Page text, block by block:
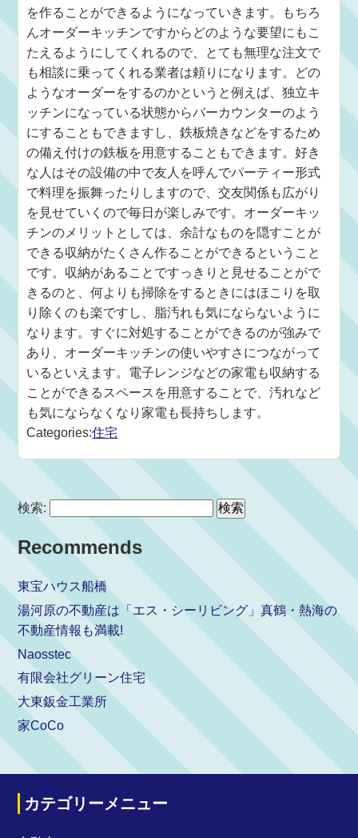
を作ることができるようになっていきます。もちろ
んオーダーキッチンですからどのような要望にもこ
たえるようにしてくれるので、とても無理な注文で
も相談に乗ってくれる業者は頼りになります。どの
ようなオーダーをするのかというと例えば、独立キ
ッチンになっている状態からバーカウンターのよう
にすることもできますし、鉄板焼きなどをするため
の備え付けの鉄板を用意することもできます。好き
な人はその設備の中で友人を呼んでパーティー形式
で料理を振舞ったりしますので、交友関係も広がり
を見せていくので毎日が楽しみです。オーダーキッ
チンのメリットとしては、余計なものを隠すことが
できる収納がたくさん作ることができるということ
です。収納があることですっきりと見せることがで
きるのと、何よりも掃除をするときにはほこりを取
り除くのも楽ですし、脂汚れも気にならないように
なります。すぐに対処することができるのが強みで
あり、オーダーキッチンの使いやすさにつながって
いるといえます。電子レンジなどの家電も収納する
ことができるスペースを用意することで、汚れなど
も気にならなくなり家電も長持ちします。
Categories:住宅
検索:
Recommends
東宝ハウス船橋
湯河原の不動産は「エス・シーリビング」真鶴・熱海の
不動産情報も満載!
Naosstec
有限会社グリーン住宅
大東鈑金工業所
家CoCo
カテゴリーメニュー